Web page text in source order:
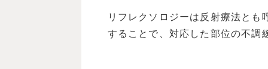
リフレクソロジーは反射療法と
することで、対応した部位の不調